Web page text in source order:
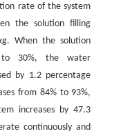
rate of the system
the solution filling
When the solution
to 30%, the water
by 1.2 percentage
from 84% to 93%,
increases by 47.3
continuously and